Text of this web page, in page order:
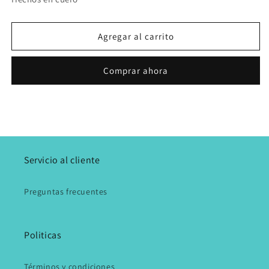
Sandalia
Negro
Agregar al carrito
Comprar ahora
Servicio al cliente
Preguntas frecuentes
Politicas
Términos y condiciones